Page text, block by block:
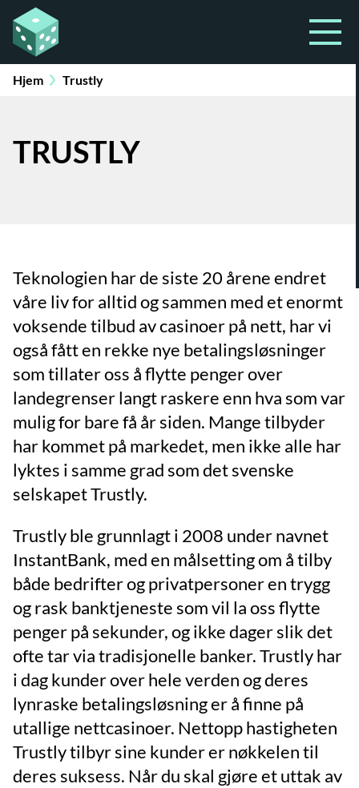
Hjem Trustly
TRUSTLY
Teknologien har de siste 20 årene endret
våre liv for alltid og sammen med et enormt
voksende tilbud av casinoer på nett, har vi
også fått en rekke nye betalingsløsninger
som tillater oss å flytte penger over
landegrenser langt raskere enn hva som var
mulig for bare få år siden. Mange tilbyder
har kommet på markedet, men ikke alle har
lyktes i samme grad som det svenske
selskapet Trustly.
Trustly ble grunnlagt i 2008 under navnet
InstantBank, med en målsetting om å tilby
både bedrifter og privatpersoner en trygg
og rask banktjeneste som vil la oss flytte
penger på sekunder, og ikke dager slik det
ofte tar via tradisjonelle banker. Trustly har
i dag kunder over hele verden og deres
lynraske betalingsløsning er å finne på
utallige nettcasinoer. Nettopp hastigheten
Trustly tilbyr sine kunder er nøkkelen til
deres suksess. Når du skal gjøre et uttak av